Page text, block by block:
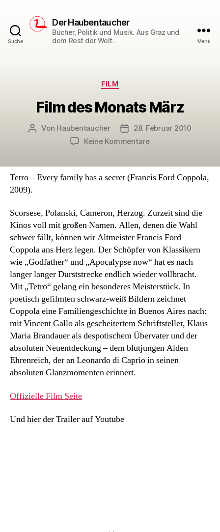
Suche
Der Haubentaucher
Bücher, Politik und Musik. Aus Graz und
dem Rest der Welt.
Menü
Kategorien
FILM
Film des Monats März
Beitragsautor
Von Haubentaucher Veröffentlichungsdatum
28. Februar 2010
Keine Kommentarezu
Monats
Tetro – Every family has a secret (Francis Ford Coppola,
2009).
Scorsese, Polanski, Cameron, Herzog. Zurzeit sind die
Kinos voll mit großen Namen. Allen, denen die Wahl
schwer fällt, können wir Altmeister Francis Ford
Coppola ans Herz legen. Der Schöpfer von Klassikern
wie „Godfather“ und „Apocalypse now“ hat es nach
langer langer Durststrecke endlich wieder vollbracht.
Mit „Tetro“ gelang ein besonderes Meisterstück. In
poetisch gefilmten schwarz-weiß Bildern zeichnet
Coppola eine Familiengeschichte in Buenos Aires nach:
mit Vincent Gallo als gescheitertem Schriftsteller, Klaus
Maria Brandauer als despotischem Übervater und der
absoluten Neuentdeckung – dem blutjungen Alden
Ehrenreich, der an Leonardo di Caprio in seinen
absoluten Glanzmomenten erinnert.
Offizielle Film Seite
Und hier der Trailer auf Youtube